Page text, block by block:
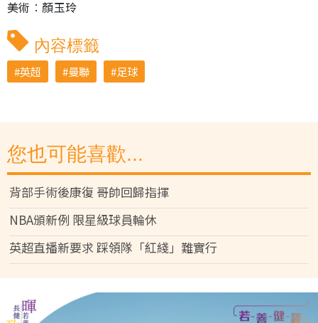
美術︰顏玉玲
內容標籤
英超 曼聯 足球
您也可能喜歡...
背部手術後康復 哥帥回歸指揮
NBA頒新例 限星級球員輪休
英超直播新要求 踩領隊「紅綫」難實行